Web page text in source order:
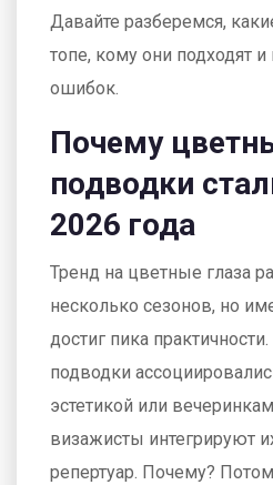
Давайте разберемся,
топе, кому они подходят и
ошибок.
Почему
подводки
2026 года
Тренд на цветные глаза
несколько сезонов, но
достиг пика
подводки
эстетикой или
визажисты интегрируют
репертуар. Почему?